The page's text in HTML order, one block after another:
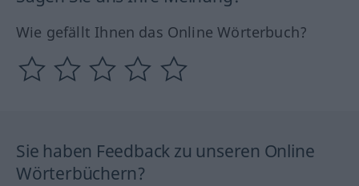
Wie gefällt Ihnen das Online Wörterbuch?
Sie haben Feedback zu unseren Online
Wörterbüchern?